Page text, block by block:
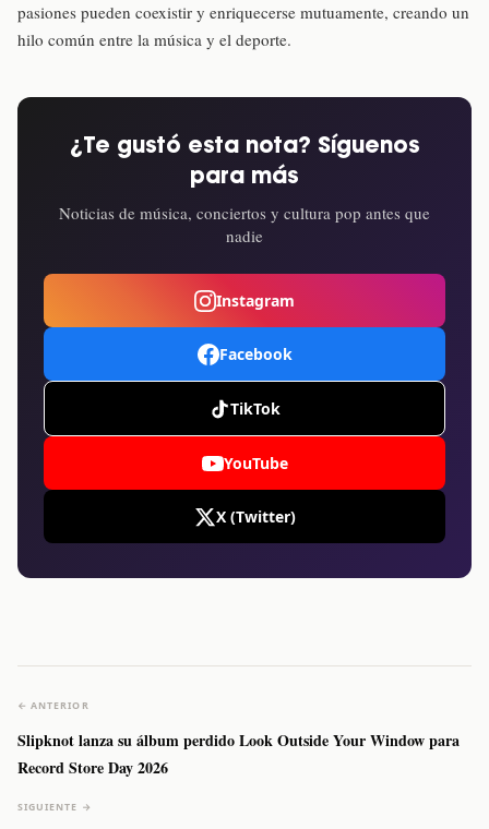
pasiones pueden coexistir y enriquecerse mutuamente, creando un
hilo común entre la música y el deporte.
¿Te gustó esta nota? Síguenos
para más
Noticias de música, conciertos y cultura pop antes que
nadie
Instagram
Facebook
TikTok
YouTube
X (Twitter)
← ANTERIOR
Slipknot lanza su álbum perdido Look Outside Your Window para
Record Store Day 2026
SIGUIENTE →